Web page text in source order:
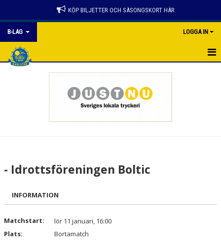
KÖP BILJETTER OCH SÄSONGSKORT HÄR
B-LAG LOGGA IN
DOKUMENT
KONTAKT
- Idrottsföreningen Boltic
INFORMATION
Matchstart:
lör 11 januari, 16:00
Plats:
Bortamatch